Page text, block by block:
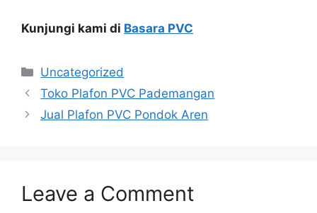
Kunjungi kami di Basara PVC
Categories
Uncategorized
Toko Plafon PVC Pademangan
Jual Plafon PVC Pondok Aren
Leave a Comment